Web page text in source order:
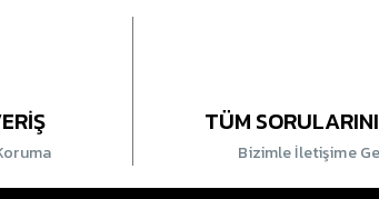
TÜM
Bizimle İletişime